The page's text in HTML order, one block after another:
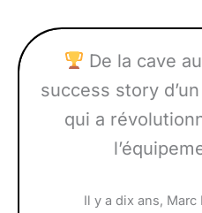
De la cave
success story
qui a
Il y a dix ans,